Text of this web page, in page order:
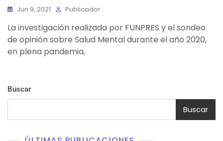
Jun 9, 2021 Publicador
La investigación realizada por FUNPRES y el sondeo
de opinión sobre Salud Mental durante el año 2020,
en plena pandemia,
Buscar
Buscar